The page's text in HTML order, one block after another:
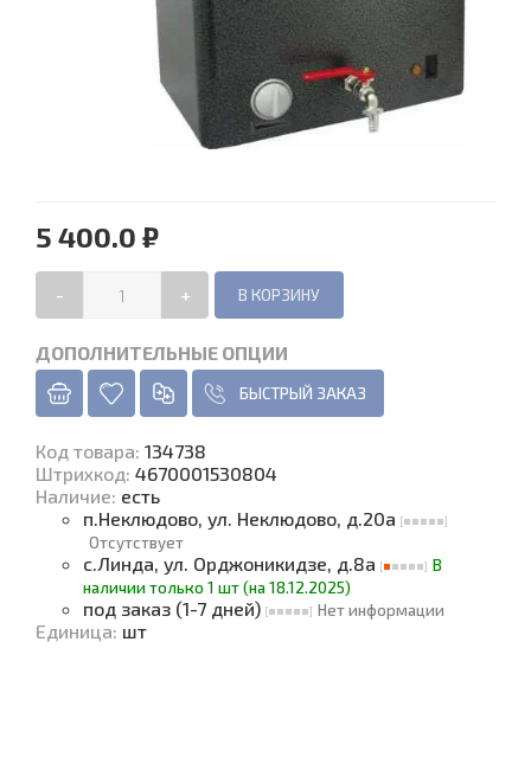
5 400.0 ₽
- +
ДОПОЛНИТЕЛЬНЫЕ ОПЦИИ
БЫСТРЫЙ ЗАКАЗ
Код товара: 134738
Штрихкод: 4670001530804
Наличие: есть
п.Неклюдово, ул. Неклюдово, д.20а
Отсутствует
с.Линда, ул. Орджоникидзе, д.8а
В
наличии только 1 шт (на 18.12.2025)
под заказ (1-7 дней) Нет информации
Единица: шт